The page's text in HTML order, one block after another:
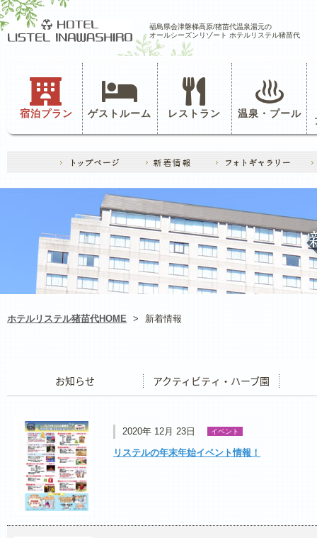
福島県会津磐梯高原/猪苗代温泉湯元の
オールシーズンリゾート ホテルリステル猪苗代
宿泊プラン ゲストルーム レストラン 温泉・プール
ホテルリステル猪苗代HOME > 新着情報
2020年 12月 23日 イベント
リステルの年末年始イベント情報！